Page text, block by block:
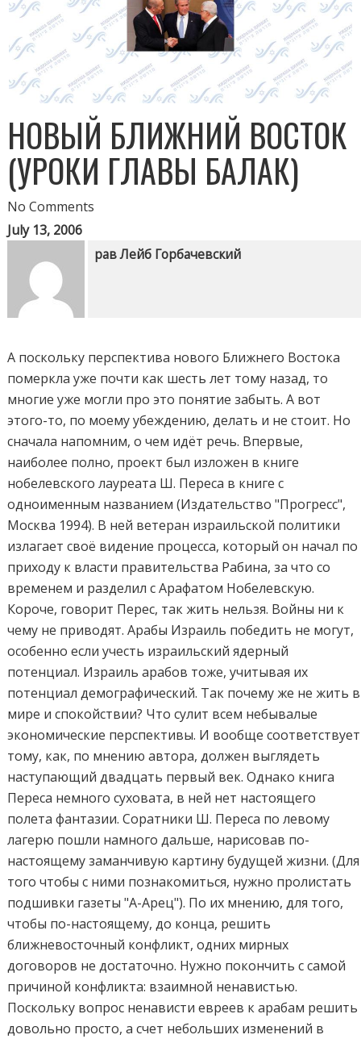
НОВЫЙ БЛИЖНИЙ ВОСТОК
(УРОКИ ГЛАВЫ БАЛАК)
No Comments
July 13, 2006
рав Лейб Горбачевский
А поскольку перспектива нового Ближнего Востока померкла уже почти как шесть лет тому назад, то многие уже могли про это понятие забыть. А вот этого-то, по моему убеждению, делать и не стоит. Но сначала напомним, о чем идёт речь. Впервые, наиболее полно, проект был изложен в книге нобелевского лауреата Ш. Переса в книге с одноименным названием (Издательство "Прогресс", Москва 1994). В ней ветеран израильской политики излагает своё видение процесса, который он начал по приходу к власти правительства Рабина, за что со временем и разделил с Арафатом Нобелевскую. Короче, говорит Перес, так жить нельзя. Войны ни к чему не приводят. Арабы Израиль победить не могут, особенно если учесть израильский ядерный потенциал. Израиль арабов тоже, учитывая их потенциал демографический. Так почему же не жить в мире и спокойствии? Что сулит всем небывалые экономические перспективы. И вообще соответствует тому, как, по мнению автора, должен выглядеть наступающий двадцать первый век. Однако книга Переса немного суховата, в ней нет настоящего полета фантазии. Соратники Ш. Переса по левому лагерю пошли намного дальше, нарисовав по-настоящему заманчивую картину будущей жизни. (Для того чтобы с ними познакомиться, нужно пролистать подшивки газеты "А-Арец"). По их мнению, для того, чтобы по-настоящему, до конца, решить ближневосточный конфликт, одних мирных договоров не достаточно. Нужно покончить с самой причиной конфликта: взаимной ненавистью. Поскольку вопрос ненависти евреев к арабам решить довольно просто, а счет небольших изменений в школьных программах, то главный вопрос - что делать с ненавистью арабов к нам, евреям. И тут школьными программами дело не поправить (да и потом менять придется их в 22 арабских странах, а по-хорошему, ещё и в странах ислама - вообще около миллиарда человек). Ну а почему, собственно, арабы нас ненавидят? Потому что мы чужие, вот почему. Значит, нужно стать своими. В наиболее радикальных сценариях так прямо и говорилось: мы должны воспринять арабскую культуру, стать органической частью Ближнего Востока. А что? Нам, евреям, космополитам безродным - к таким поворотам не привыкать. И не надо для этого ничего такого предпринимать. Откроем двери для торговли, бизнеса и туризма братьям-арабам (кстати, заодно перестанем называть их двоюродными - просто братья и всё). Далее пойдут смешанные браки. Немного придется модифицировать еврейский закон, чтобы бракам не мешал - и в этом у нас большой опыт. А дальше все пойдёт само. Да что там пойдет - поедет, полетит... Так вот, проект этот, я хочу сказать, не совсем новый. Был уже такой исторический прецедент. По правде сказать, прецедент, о котором я хочу рассказать, не единственный и не самый впечатляющий. Зато - первый. В предыдущей недельной главе Хукат начинается новый виток еврейской истории. Эпоха пустыни подходит к концу. Сорок лет полной изоляции от внешнего мира. Манна с неба, облака славы, Мишкан, Моше, Аарон, Мирьям. Все это стремительно подходит к концу. Начинается новая эпоха. Умирают Мирьям и Аарон. Моше получает окончательный приговор. Начинается и прояснение отношений с ближними и дальними соседями. В главе Хукат трижды пытаются народы хоть и древнего, но всё того же Ближнего Востока вырвать "инородное тело сионистского образования". Хотя бы остановить столь неумолимое продвижение Народа к Земле, ему заповеданной. Три войны - один и тот же результат. Об убитых не сообщается, амалекитяне, правда, взяли пленных - но потом были наголову разбиты. Та же участь постигла эморейцев и Ога, царя Башана. Блицкриг. Вся глава Балак посвящена той же теме выяснения отношений. Причем тут Тора использует прием, который в современной литературе называется "а в это время в лагере противника". И пред нами вместо привычных персонажей, вместо Моше, Аарона, глав колен, появляются Балак, Бильам и иже с ним, в смысле, конечно, его знаменитая ослица. И увидел Балак, сын Циппора, все, что сделал Исраэль Эмореям. И весьма боялся Моав народа сего, потому что тот был многочислен; и опротивела (жизнь) Моаву из-за сынов Исраэля. И сказал Моав старейшинам Мидьянским: теперь объест народ этот все, что вокруг нас, как поедает бык зелень полевую. А Балак, сын Циппора, был царем Моавитским в то время. И послал он послов к Бильаму, сыну Беора, в Птор, что у реки, в земле сынов народа его, чтобы позвать его, сказав: вот, народ вышел из Египта; уже покрыл он лик земли и живет он против меня. Итак, пойди, прошу, прокляни мне народ этот, ибо он сильнее меня: может, мне удастся, и мы его поразим, и прогоню я его из этой земли. Но мы не об этом. Мы о еврейском вопросе. Его зорко замечает Балак (не путать с Бараком) и выносит на повестку дня на конференции между Моавским и Мидьянским руководством. За такую прозорливость Балак удостаивается встать у руля Моавского царства в столь опасное время . Балак подходит к решению еврейского вопроса нестандартно. Впрочем, он, как и было сказано, был научен горьким опытом трех царей, которые действовали более традиционно. Вопрос, который остается после чтения этой увлекательной истории, в общем-то, предсказуем: ну и что из всей этой попытки получилось? Не спешите, не спешите говорить, что все написано, что ничего у врагов Израиля не получилось и не получится. Потому что с нами Бог и т.д. Не так всё просто. Во-первых, потому, что Всевышнему лично пришлось вмешаться, чтобы вместо проклятий Бильам сказал благословения. А чтобы не было сомнений в масштабе чуда, перед этим приводится история с ослицей. Она тоже хотела было сказать обычное "иа", а получилась человеческая речь. Так вот, когда Всевышнему приходится так глубоко вмешиваться в мироздание - это уже говорит о том, что вред, который Бильам мог причинить - очень серьёзный. Но, что самое-то главное: ведь хотя Бильам и сказал вместо проклятий благословения, но история, которая следует за этими благословениями, наводит на мысль, что где-то этот Бильам что-то нехорошее протащил. И оно сработало. Речь идет про историю, из-за которой мы весь рассказ про новый ближний восток и начали. И жил Исраэль в Шиттим, и начал народ блудодействовать с дочерьми Моава, И приглашали они народ к жертвам божеств своих; и ел народ, и поклонялся божествам их. И прилепился Исраэль к Баал-Пеору. И возгорелся гнев Господень на Исраэля. Там полегло двадцать четыре тысячи евреев. Вот как. Но что поражает в этой истории, что заставляет искать в ней подводные камни? Тот факт, что все это произошло ни с того ни с сего. Когда евреи делают золотого тельца - это можно понять: Моше задержался, одним страшно - ну и:. С разведчиками - тоже по-человечески можно понять: великаны, земля, поедающая своих сыновей - у страха глаза велики. Но здесь:Можно, конечно предположить, что произошедшее - издержки того процесса перехода от жизни в пустыни к нормальному естественному существованию. Но чтобы так вдруг, и в таких масштабах... Да и причем в таком случае тут идолопоклонство, какой-то мерзкий Баал-Пеор, к которому Исраэль <прилепился>? Понятно поэтому, почему комментаторы связывают произошедшее в Шиттим с якобы благословениями Бильама. Да, говорят они, Бильам, конечно, сказал то, что Всесильный вложил в его уста. Так ведь его же запугали - ангела с мечом на дороге поставили, и вообще видно, что Бильам с начальством (именно так он относится к Господу) не спорит. Сказал-то сказал, но что при этом подумал! Когда плохой человек, с плохими намерениями, обращает внимание на что-то хорошее - то этому хорошему может стать плохо. Бильам в своих благословениях много о чем говорит. Но давайте попробуем отметить, на что особенно он обращает внимание. Как хороши шатры твои, Яаков. Шатры ему понравились? О чем это он? Мудрецы говорят: об особой скромности и чистоте еврейского народа: шатры в лагере Израиля были расположены так, чтобы вход в один шатер не был напротив входа в другой. Чтобы что-нибудь нескромное случайно не увидеть. Так ведь именно по этой "статье" евреи в Шиттим и проходят: разврат. Похвалил! А где копьё Пинхаса находит самого главного развратника Зимри с его зазнобой? А в том же шатре, который так хвалил Бильам: И ПОШЕЛ ЗА ИЗРАИЛЬТЯНИНОМ В ШАТЕР, И ПРОНЗИЛ ИХ ОБОИХ, ИЗРАИЛЬТЯНИНА И ЖЕНЩИНУ ТУ, В ЧРЕВО ЕЕ. Но в благословениях Бильама есть ещё один запоминающийся момент: ВОТ, НАРОД ЭТОТ ОТДЕЛЬНО ЖИВЕТ И МЕЖДУ НАРОДАМИ НЕ ЧИСЛИТСЯ Именно изоляция евреев от других народов спасает их от растворения среди мира идолопоклонства, древнего или современного. Более того: именно изоляция евреев, отделенность их, позволяет евреям оказывать на народы мира своё позитивное воздействие. А что мы видим в Шиттим? Есть известный Мидраш, который описывает в подробностях, как развивались события. Для того, чтобы понять, на какой почве этот Мидраш вырастает, нужно задать ещё один вопрос по тексту: а откуда там, в еврейском лагере берутся эти самые моавитянки "с крепким телом"? <И приглашали народ к жертвам божеств своих> - последовали они совету Бильама, как сказано: <Ведь они по слову Бильама [искушали] сынов Израиля изменить Г-споду ради Пеора:> (<Бемидбар>, 31:16), - и построили шатры, и посадили в них блудниц, торговавших красивыми вещами. Старая [сидела снаружи] и должна была кликнуть молодую, которая находилась внутри. Когда евреи выходили пройтись по рынку, старая зазывала каждого: <Выбери себе товар по вкусу. Может быть, хочешь льняную одежду из Бейт-Шеана?> - и показывала ему. Старая назначала высокую цену [за товар], а молодая - низкую. Слово за слово - и говорит ему молодая блудница: <Чувствуй себя как дома, присядь, выбери себе, что хочешь>, - и кувшин с амонским вином перед ней. (А тогда еще не было у сынов Израиля запрета пить вино, изготовленное неевреями.) И выходит к нему молодая блудница, украшенная, источающая запах благовоний, и соблазняет его, говоря: <Почему мы вас любим, а вы нас ненавидите? Возьми себе это даром, ведь все мы потомки одного человека, Тераха, отца Авра_ама. Если не хотите вы кушанье, приготовленное из животного, принесенного нами в жертву, то вот те